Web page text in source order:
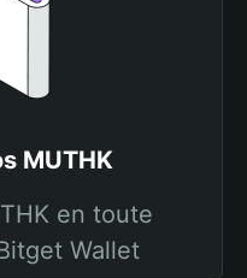
MUTHK
en toute
Wallet